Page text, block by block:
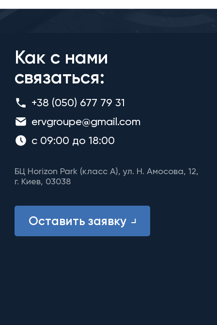
Как с нами
связаться:
+38 (050) 677 79 31
ervgroupe@gmail.com
с 09:00 до 18:00
БЦ Horizon Park (класс A), ул. Н. Амосова, 12,
г. Киев, 03038
Оставить заявку